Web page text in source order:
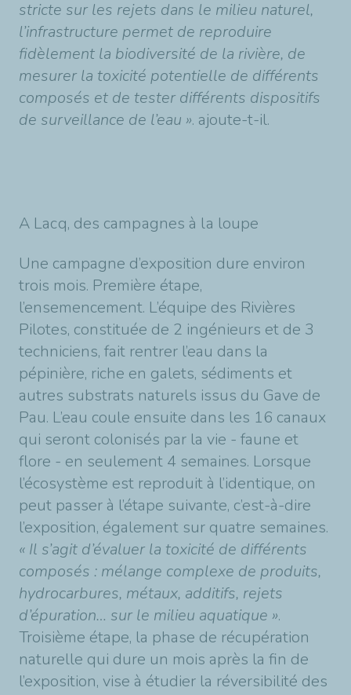
stricte sur les rejets dans le milieu naturel,
l’infrastructure permet de reproduire
fidèlement la biodiversité de la rivière, de
mesurer la toxicité potentielle de différents
composés et de tester différents dispositifs
de surveillance de l’eau ». ajoute-t-il.
A Lacq, des campagnes à la loupe
Une campagne d’exposition dure environ
trois mois. Première étape,
l’ensemencement. L’équipe des Rivières
Pilotes, constituée de 2 ingénieurs et de 3
techniciens, fait rentrer l’eau dans la
pépinière, riche en galets, sédiments et
autres substrats naturels issus du Gave de
Pau. L’eau coule ensuite dans les 16 canaux
qui seront colonisés par la vie - faune et
flore - en seulement 4 semaines. Lorsque
l’écosystème est reproduit à l’identique, on
peut passer à l’étape suivante, c’est-à-dire
l’exposition, également sur quatre semaines.
« Il s’agit d’évaluer la toxicité de différents
composés : mélange complexe de produits,
hydrocarbures, métaux, additifs, rejets
d’épuration… sur le milieu aquatique ».
Troisième étape, la phase de récupération
naturelle qui dure un mois après la fin de
l’exposition, vise à étudier la réversibilité des